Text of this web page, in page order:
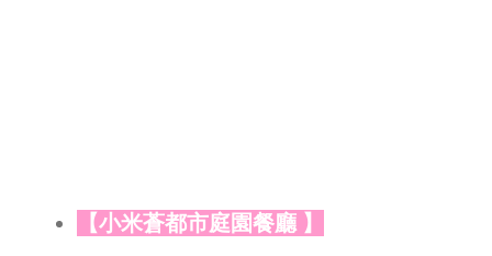
【小米蒼都市庭園餐廳 】